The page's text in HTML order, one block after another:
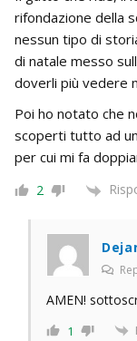
rifondazione della
nessun tipo di
di natale messo
doverli più vedere
Poi ho notato che
scoperti tutto ad
per cui mi fa
2
AMEN!
1